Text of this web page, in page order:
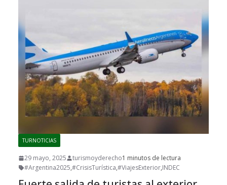
TURNOTICIAS
29 mayo, 2025 turismoyderecho1 minutos de lectura
#Argentina2025,#CrisisTurística,#ViajesExterior,INDEC